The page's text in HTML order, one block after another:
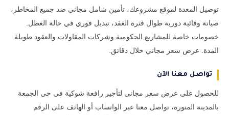
توصيل المعدة لموقع مشروعك، تأمين شامل مجاني ضد جميع المخاطر،
صيانة وقائية دورية طوال فترة العقد، تبديل فوري في حالة العطل.
خصومات خاصة للمشاريع الحكومية وشركات المقاولات والعقود طويلة
المدة. عرض سعر مجاني خلال دقائق.
تواصل معنا الآن
للحصول على عرض سعر مجاني لتأجير رافعة شوكية في حي الجمعة
بالمدينة المنورة، تواصل معنا عبر الواتساب أو الهاتف على الرقم